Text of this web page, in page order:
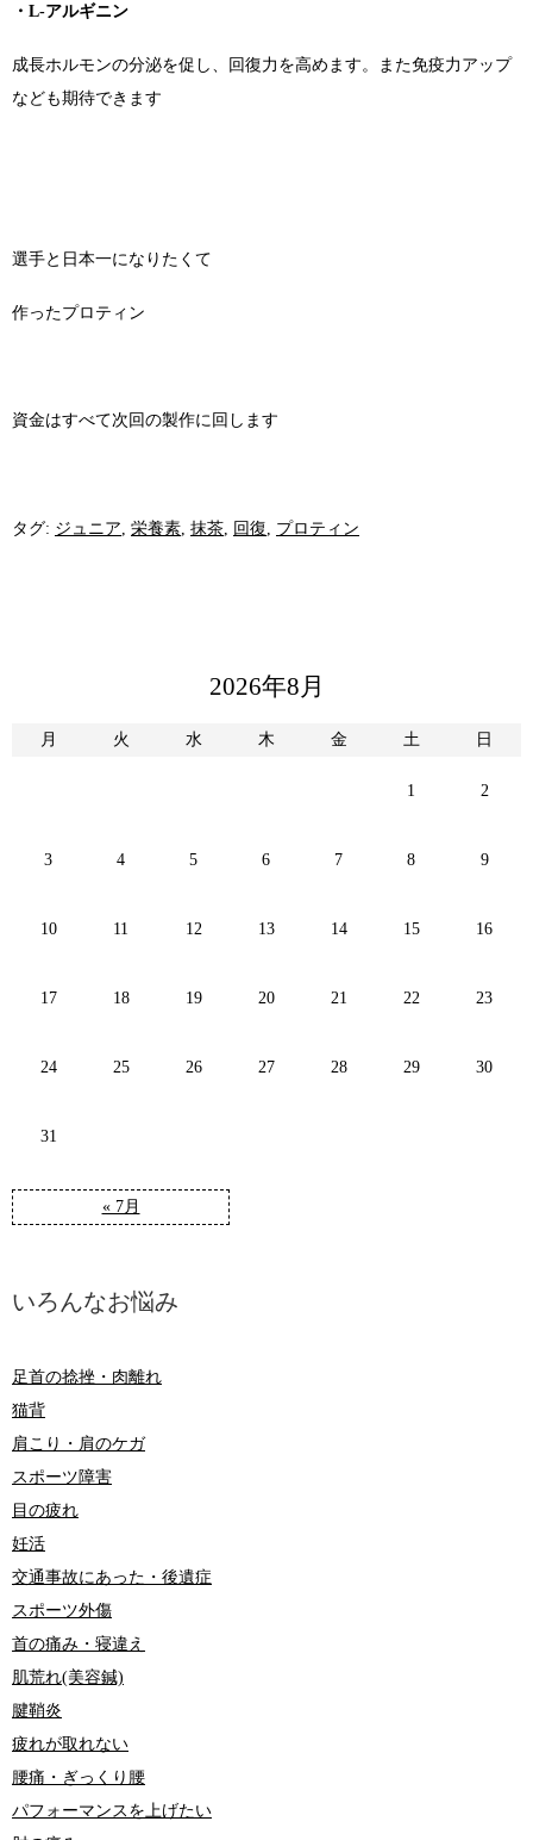
・ L-アルギニン
成長ホルモンの分泌を促し、回復力を高めます。また免疫力アップ
なども期待できます
選手と日本一になりたくて
作ったプロティン
資金はすべて次回の製作に回します
タグ: ジュニア 栄養素 抹茶 回復 プロティン
2026年8月
月 火 水 木 金 土 日
« 7月
1 2
3 4 5 6 7 8 9
10 11 12 13 14 15 16
17 18 19 20 21 22 23
24 25 26 27 28 29 30
31
いろんなお悩み
足首の捻挫・肉離れ
猫背
肩こり・肩のケガ
スポーツ障害
目の疲れ
妊活
交通事故にあった・後遺症
スポーツ外傷
首の痛み・寝違え
肌荒れ(美容鍼)
腱鞘炎
疲れが取れない
腰痛・ぎっくり腰
パフォーマンスを上げたい